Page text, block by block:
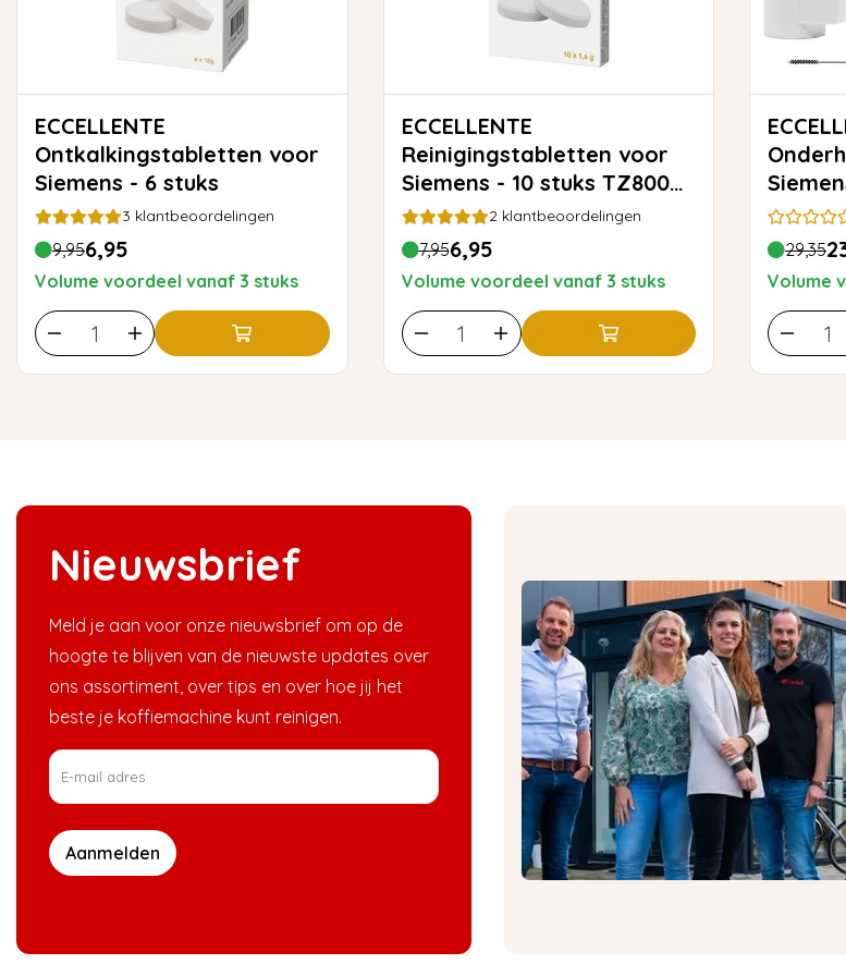
ECCELLENTE
Ontkalkingstabletten voor
Siemens - 6 stuks
3 klantbeoordelingen
9,956,95
Volume voordeel vanaf 3 stuks
ECCELLENTE
Reinigingstabletten voor
Siemens - 10 stuks TZ80001
| TZ60001
2klantbeoordelingen
7,956,95
Volume voordeel vanaf 3 stuks
29,35
Volume
Nieuwsbrief
Meld je aan voor onze nieuwsbrief om op de
hoogte te blijven van de nieuwste updates over
ons assortiment, over tips en over hoe jij het
beste je koffiemachine kunt reinigen.
Aanmelden